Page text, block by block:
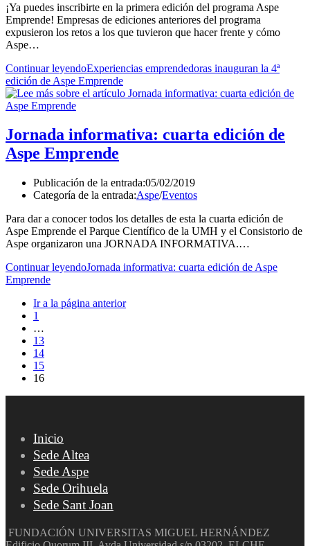
¡Ya puedes inscribirte en la primera edición del programa Aspe
Emprende! Empresas de ediciones anteriores del programa
expusieron los retos a los que tuvieron que hacer frente y cómo
Aspe…
Continuar leyendoExperiencias emprendedoras inauguran la 4ª
edición de Aspe Emprende
Jornada informativa: cuarta edición de
Aspe Emprende
Publicación de la entrada:05/02/2019
Categoría de la entrada:Aspe/Eventos
Para dar a conocer todos los detalles de esta la cuarta edición de
Aspe Emprende el Parque Científico de la UMH y el Consistorio de
Aspe organizaron una JORNADA INFORMATIVA.…
Continuar leyendoJornada informativa: cuarta edición de Aspe
Emprende
Ir a la página anterior
1
…
13
14
15
16
Inicio
Sede Altea
Sede Aspe
Sede Orihuela
Sede Sant Joan
FUNDACIÓN UNIVERSITAS MIGUEL HERNÁNDEZ